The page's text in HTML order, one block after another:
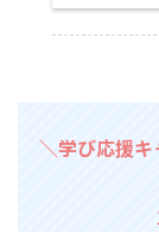
＼学び応援